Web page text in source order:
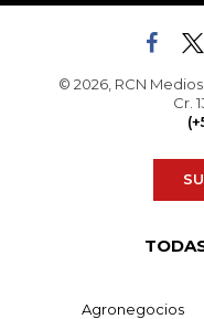
© 2026, RCN
Cr.
Agronegocios